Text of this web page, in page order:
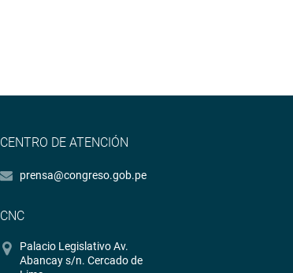
CENTRO DE ATENCIÓN
prensa@congreso.gob.pe
CNC
Palacio Legislativo Av.
Abancay s/n. Cercado de